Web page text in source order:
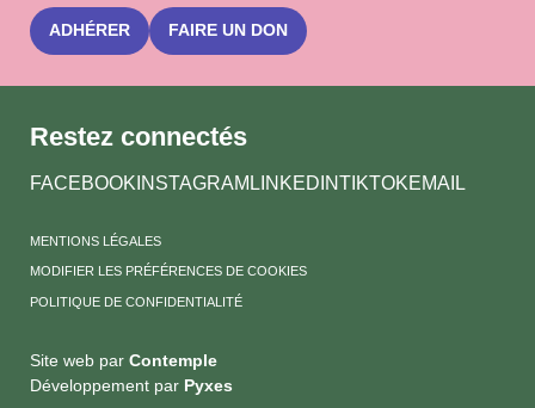
ADHÉRER FAIRE UN DON
Restez connectés
FACEBOOK INSTAGRAM LINKEDINTIKTOKEMAIL
MENTIONS LÉGALES
MODIFIER LES PRÉFÉRENCES DE COOKIES
POLITIQUE DE CONFIDENTIALITÉ
Site web par Contemple
Développement par Pyxes